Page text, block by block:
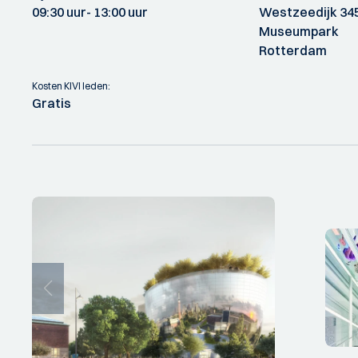
09:30 uur- 13:00 uur
Westzeedijk
Museumpark
Rotterdam
Kosten KIVI leden:
Gratis